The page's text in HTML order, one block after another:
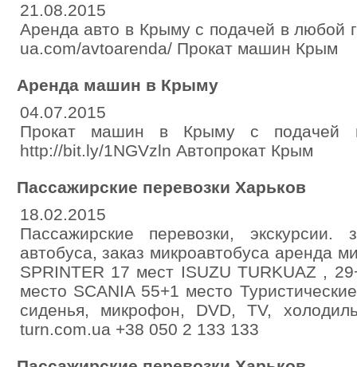
21.08.2015
Аренда авто в Крыму с подачей в любой
ua.com/avtoarenda/ Прокат машин Крым
Аренда машин в Крыму
04.07.2015
Прокат машин в Крыму с подачей
http://bit.ly/1NGVzln Автопрокат Крым
Пассажирские перевозки Харьков
18.02.2015
Пассажирские перевозки, экскурсии.
автобуса, заказ микроавтобуса аренда
SPRINTER 17 мест ISUZU TURKUAZ ,
место SCANIA 55+1 место
сиденья, микрофон, DVD, TV,
turn.com.ua +38 050 2 133 133